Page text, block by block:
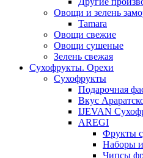
Овощи и зелень
Tamara
Овощи свежие
Овощи сушеные
Зелень свежая
Сухофрукты. Орехи
Сухофрукты
Подарочная
Вкус
IJEVAN
AREGI
Фрукты
Наборы
Чипсы